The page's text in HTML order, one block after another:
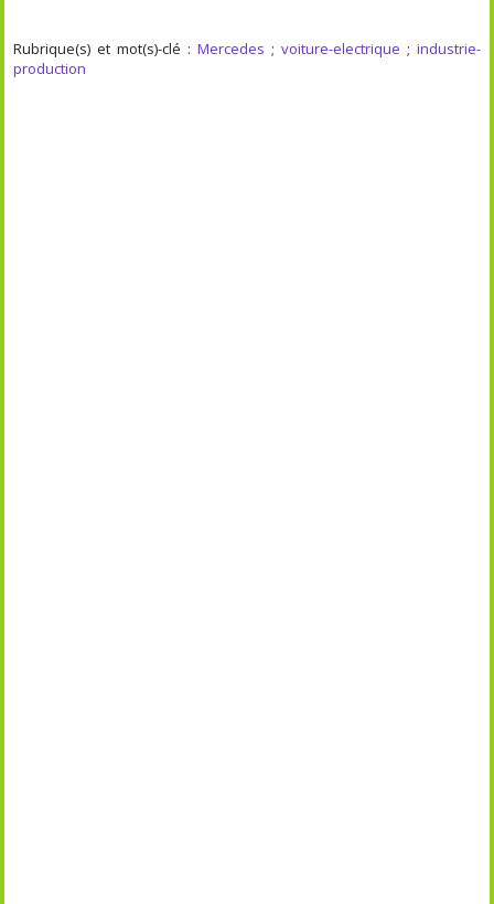
Rubrique(s) et mot(s)-clé : Mercedes ; voiture-electrique ; industrie-
production